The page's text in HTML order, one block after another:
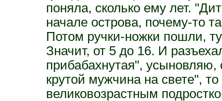
поняла, сколько ему лет.
начале острова, почему-то
Потом ручки-ножки пошли,
Значит, от 5 до 16. И
прибабахнутая",
крутой мужчина на свете",
великовозрастным